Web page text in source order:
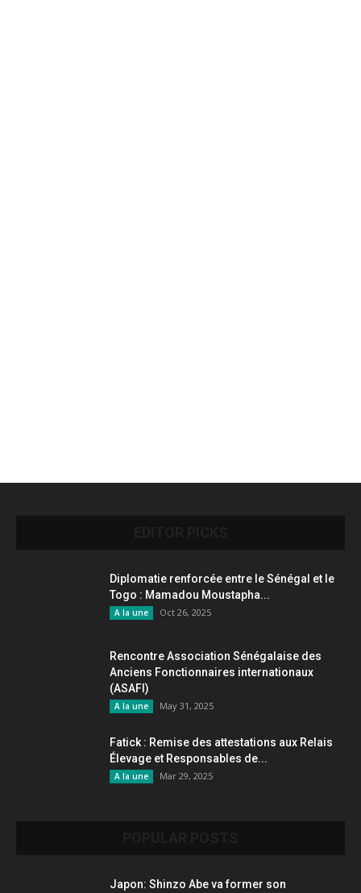
Diplomatie renforcée entre le Sénégal et le
Togo : Mamadou Moustapha...
A la une Oct 26, 2025
Rencontre Association Sénégalaise des
Anciens Fonctionnaires internationaux
(ASAFI)
A la une May 31, 2025
Fatick : Remise des attestations aux Relais
Élevage et Responsables de...
A la une Mar 29, 2025
Japon: Shinzo Abe va former son